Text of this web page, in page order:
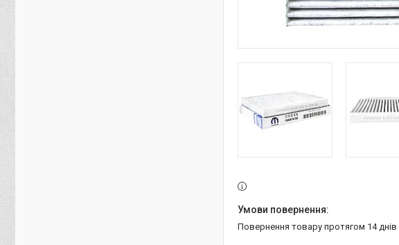
повернення товару протягом 14 днів